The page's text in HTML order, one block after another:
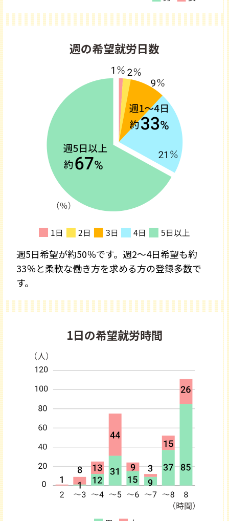
週の希望就労日数
週5日希望が約50％です。週2～4日希望も約
33％と柔軟な働き方を求める方の登録多数で
す。
1日の希望就労時間